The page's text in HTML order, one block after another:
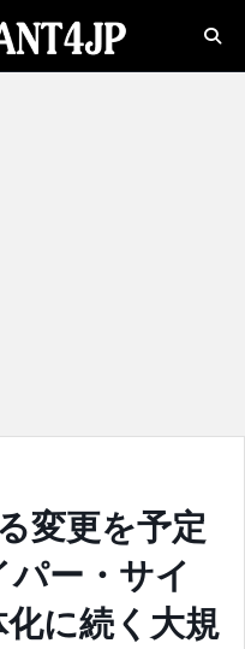
変更を予定
パー・サイ
に続く大規